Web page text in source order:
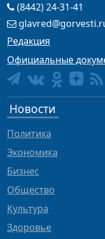
(8442) 24-31-41
Редакция
Официальные
Новости
Политика
Экономика
Бизнес
Общество
Культура
Здоровье